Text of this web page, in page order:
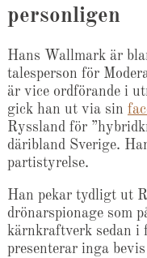
personligen
Hans Wallmark är
talesperson för
är vice ordförande i
gick han ut via sin
Ryssland för
däribland Sverige.
partistyrelse.
Han pekar tydligt ut
drönarspionage som
kärnkraftverk sedan i
presenterar inga